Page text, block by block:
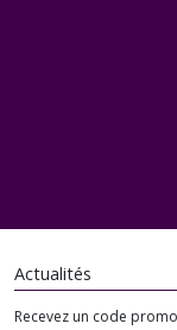
Actualités
Recevez un code